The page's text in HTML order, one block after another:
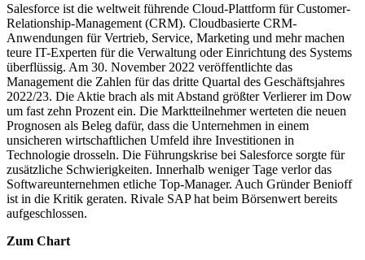
Salesforce ist die weltweit führende Cloud-Plattform für Customer-
Relationship-Management (CRM). Cloudbasierte CRM-
Anwendungen für Vertrieb, Service, Marketing und mehr machen
teure IT-Experten für die Verwaltung oder Einrichtung des Systems
überflüssig. Am 30. November 2022 veröffentlichte das
Management die Zahlen für das dritte Quartal des Geschäftsjahres
2022/23. Die Aktie brach als mit Abstand größter Verlierer im Dow
um fast zehn Prozent ein. Die Marktteilnehmer werteten die neuen
Prognosen als Beleg dafür, dass die Unternehmen in einem
unsicheren wirtschaftlichen Umfeld ihre Investitionen in
Technologie drosseln. Die Führungskrise bei Salesforce sorgte für
zusätzliche Schwierigkeiten. Innerhalb weniger Tage verlor das
Softwareunternehmen etliche Top-Manager. Auch Gründer Benioff
ist in die Kritik geraten. Rivale SAP hat beim Börsenwert bereits
aufgeschlossen.
Zum Chart